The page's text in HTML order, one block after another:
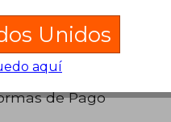
de Pago
Unidos
aquí